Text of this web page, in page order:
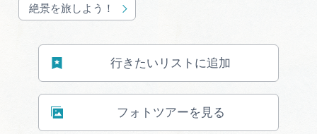
絶景を旅しよう！
行きたいリストに追加
フォトツアーを見る